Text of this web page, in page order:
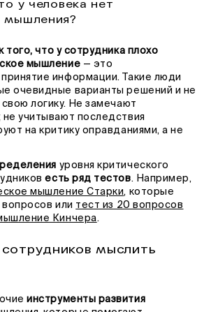
у человека нет
мышления?
того, что у сотрудника плохо
мышление — это
информации. Такие люди
очевидные варианты решений и не
логику. Не замечают
учитывают последствия
на критику оправданиями, а не
уровня критического
есть ряд тестов. Например,
мышление Старки, которые
или тест из 20 вопросов
Кинчера.
мыслить
инструменты развития